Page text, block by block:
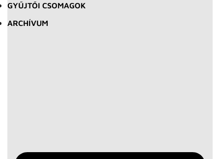
GYŰJTŐI CSOMAGOK
ARCHÍVUM